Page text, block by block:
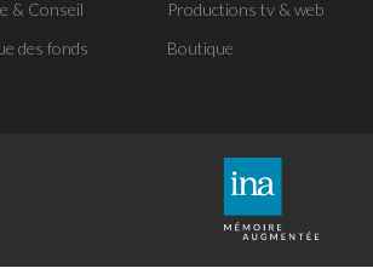
& Conseil
des fonds
Productions tv & web
Boutique